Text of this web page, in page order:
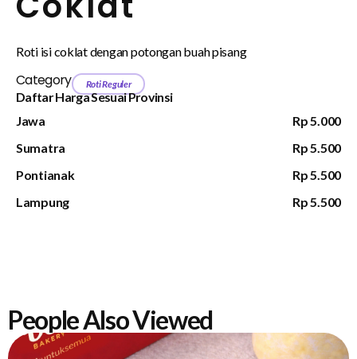
Roti isi coklat dengan potongan buah pisang
Category Roti Reguler
Daftar Harga Sesuai Provinsi
Jawa
Rp 5.000
Sumatra
Rp 5.500
Pontianak
Rp 5.500
Lampung
Rp 5.500
People Also Viewed